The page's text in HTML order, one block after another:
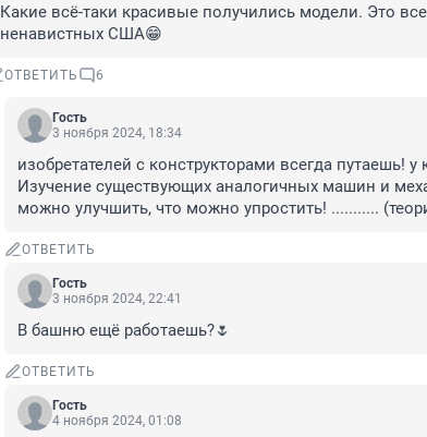
Какие всё-таки красивые получились модели. Это
ненавистных США😁
ОТВЕТИТЬ 6
Гость
3 ноября 2024, 18:34
изобретателей с конструкторами всегда путаешь!
Изучение существующих аналогичных машин и
можно улучшить, что можно упростить! ...........
ОТВЕТИТЬ
Гость
3 ноября 2024, 22:41
В башню ещё работаешь?🌷
ОТВЕТИТЬ
Гость
4 ноября 2024, 01:08